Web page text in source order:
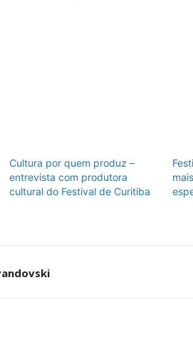
Cultura por quem produz –
entrevista com produtora
cultural do Festival de Curitiba